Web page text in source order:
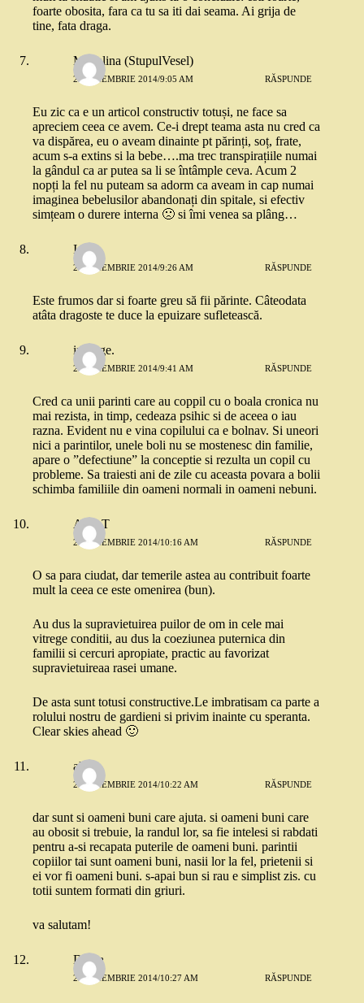
foarte obosita, fara ca tu sa iti dai seama. Ai grija de
tine, fata draga.
Madalina (StupulVesel)
25 NOIEMBRIE 2014/9:05 AM RĂSPUNDE
Eu zic ca e un articol constructiv totuși, ne face sa
apreciem ceea ce avem. Ce-i drept teama asta nu cred ca
va dispărea, eu o aveam dinainte pt părinți, soț, frate,
acum s-a extins si la bebe….ma trec transpirațiile numai
la gândul ca ar putea sa li se întâmple ceva. Acum 2
nopți la fel nu puteam sa adorm ca aveam in cap numai
imaginea bebelusilor abandonați din spitale, si efectiv
simțeam o durere interna 🙁 si îmi venea sa plâng…
Ioana
25 NOIEMBRIE 2014/9:26 AM RĂSPUNDE
Este frumos dar si foarte greu să fii părinte. Câteodata
atâta dragoste te duce la epuizare sufletească.
irina ge.
25 NOIEMBRIE 2014/9:41 AM RĂSPUNDE
Cred ca unii parinti care au coppil cu o boala cronica nu
mai rezista, in timp, cedeaza psihic si de aceea o iau
razna. Evident nu e vina copilului ca e bolnav. Si uneori
nici a parintilor, unele boli nu se mostenesc din familie,
apare o ”defectiune” la conceptie si rezulta un copil cu
probleme. Sa traiesti ani de zile cu aceasta povara a bolii
schimba familiile din oameni normali in oameni nebuni.
AlinaT
25 NOIEMBRIE 2014/10:16 AM RĂSPUNDE
O sa para ciudat, dar temerile astea au contribuit foarte
mult la ceea ce este omenirea (bun).
Au dus la supravietuirea puilor de om in cele mai
vitrege conditii, au dus la coeziunea puternica din
familii si cercuri apropiate, practic au favorizat
supravietuireaa rasei umane.
De asta sunt totusi constructive.Le imbratisam ca parte a
rolului nostru de gardieni si privim inainte cu speranta.
Clear skies ahead 🙂
alina
25 NOIEMBRIE 2014/10:22 AM RĂSPUNDE
dar sunt si oameni buni care ajuta. si oameni buni care
au obosit si trebuie, la randul lor, sa fie intelesi si rabdati
pentru a-si recapata puterile de oameni buni. parintii
copiilor tai sunt oameni buni, nasii lor la fel, prietenii si
ei vor fi oameni buni. s-apai bun si rau e simplist zis. cu
totii suntem formati din griuri.
va salutam!
Diana
25 NOIEMBRIE 2014/10:27 AM RĂSPUNDE